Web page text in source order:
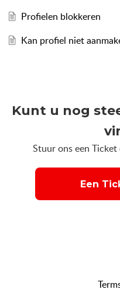
Profielen blokkeren
Kan profiel niet
Kunt u nog
Stuur ons een
Een